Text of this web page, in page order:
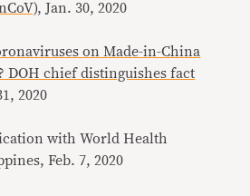
, Jan. 30, 2020
on Made-in-China
DOH chief distinguishes fact
2020
with World Health
Feb. 7, 2020